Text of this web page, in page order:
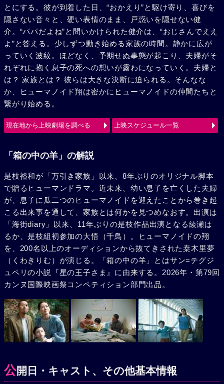
とにする。彼が到着した日、“おかえり”と駆け寄り、喜びを
隠さない音々と、硬い表情のまま、戸惑いを隠せない健
介。“パパだよね”と問いかけられた健介は、“おじさんでええ
よ”と答える。少しずつ動き始める家族の時間。静かに広が
っていく波紋。ほどなく、予期せぬ事態が起こり、夫婦がそ
れぞれに抱く息子の死への想いが露わになっていく。夫婦と
は？ 家族とは？ 彼らは大きな決断に迫られる。そんなな
か、ヒューマノイド翔は密かにヒューマノイドの仲間たちと
繋がり始める。
現在地から上映劇場を調べる 上映スケジュール一覧
「箱の中の羊」の解説
是枝裕和が「万引き家族」以来、8年ぶりのオリジナル脚本
で贈るヒューマンドラマ。近未来、幼い息子を亡くした夫婦
が、息子に瓜二つのヒューマノイドを迎えたことから巻き起
こる出来事を通して、家族とは何かを見つめなおす。出演は
「海街diary」以来、11年ぶりの是枝作品出演となる綾瀬は
るか、是枝組初参加の大悟（千鳥）。ヒューマノイドの翔
を、200名以上のオーディションから抜てきされた桒木里夢
（くわきりむ）が演じる。「箱の中の羊」とはサン=テグジ
ュペリの小説『星の王子さま』に由来する。2026年・第79回
カンヌ国際映画祭コンペティション部門出品。
公開日・キャスト、その他基本情報